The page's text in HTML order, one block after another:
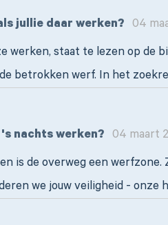
jullie daar werken? 04
werken, staat te lezen op de
betrokken werf. In het
nachts werken? 04 maart
is de overweg een werfzone.
we jouw veiligheid - onze